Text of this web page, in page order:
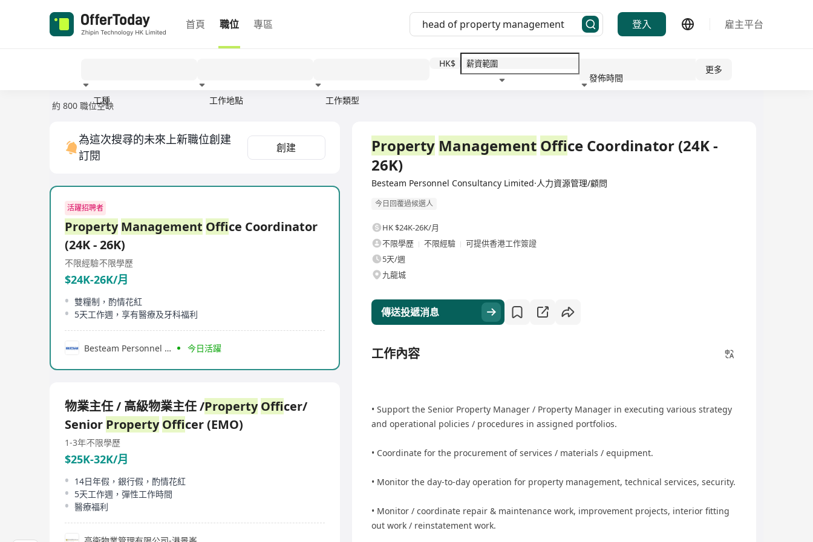
首頁 職位 專區 登入 雇主平台
工種 工作地點 工作類型
HK$
發佈時間
更多
約 800 職位空缺
為這次搜尋的未來上新職位創建
訂閱
創建
活躍招聘者
Property Management Office Coordinator
(24K - 26K)
不限經驗不限學歷
$24K-26K/月
雙糧制，酌情花紅
5天工作週，享有醫療及牙科福利
Besteam Personnel Consultancy Limited 今日活躍
物業主任 / 高級物業主任 /Property Officer/
Senior Property Officer (EMO)
1-3年不限學歷
$25K-32K/月
14日年假，銀行假，酌情花紅
5天工作週，彈性工作時間
醫療福利
Property Management Office Coordinator (24K -
26K)
Besteam Personnel Consultancy Limited·人力資源管理/顧問
今日回覆過候選人
HK $24K-26K/月
不限學歷
不限經驗
可提供香港工作簽證
5天/週
九龍城
傳送投遞消息
工作內容
• Support the Senior Property Manager / Property Manager in executing various strategy
and operational policies / procedures in assigned portfolios.
• Coordinate for the procurement of services / materials / equipment.
• Monitor the day-to-day operation for property management, technical services, security.
• Monitor / coordinate repair & maintenance work, improvement projects, interior fitting
out work / reinstatement work.